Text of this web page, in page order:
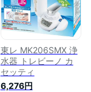
東レ MK206SMX 浄
水器 トレビーノ カ
セッティ
6,276円